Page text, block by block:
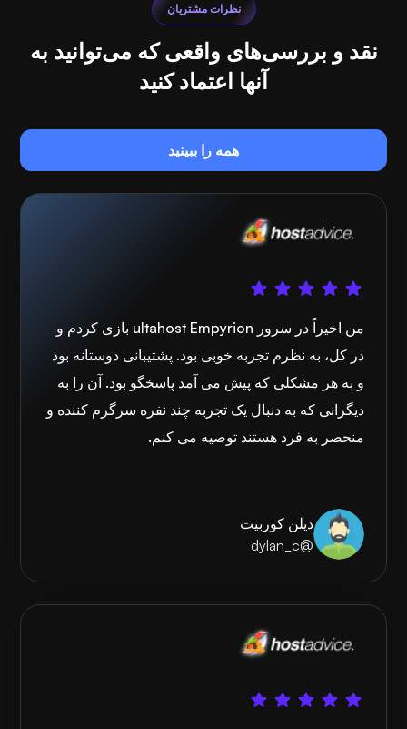
نظرات مشتریان
نقد و بررسی‌های واقعی که می‌توانید به
آنها اعتماد کنید
همه را ببینید
من اخیراً در سرور ultahost Empyrion بازی کردم و
در کل، به نظرم تجربه خوبی بود. پشتیبانی دوستانه بود
و به هر مشکلی که پیش می آمد پاسخگو بود. آن را به
دیگرانی که به دنبال یک تجربه چند نفره سرگرم کننده و
منحصر به فرد هستند توصیه می کنم.
دیلن کوربیت
@dylan_c